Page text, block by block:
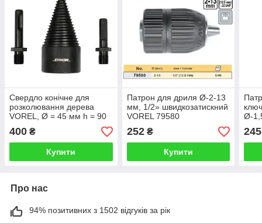
Свердло конічне для
розколювання дерева
VOREL, Ø = 45 мм h = 90
мм з 2 шпинделями (SDS
+ і 3-кутний)
400 ₴
Купити
Патрон для дриля Ø-2-13
мм, 1/2» швидкозатискний
VOREL 79580
252₴
Купити
Ø-
245
Про нас
94% позитивних з 1502 відгуків за рік